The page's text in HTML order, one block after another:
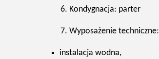
Kondygnacja: parter
Wyposażenie techniczne:
instalacja wodna,